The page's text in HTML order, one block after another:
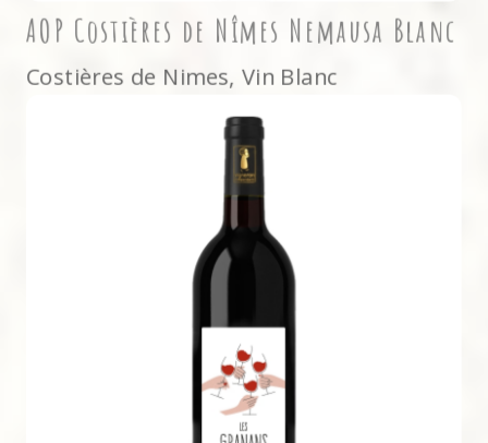
AOP Costières de Nîmes Nemausa Blanc
Costières de Nimes, Vin Blanc